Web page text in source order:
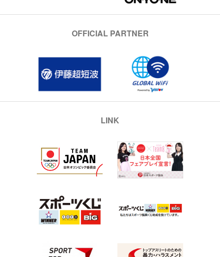
OFFICIAL PARTNER
LINK